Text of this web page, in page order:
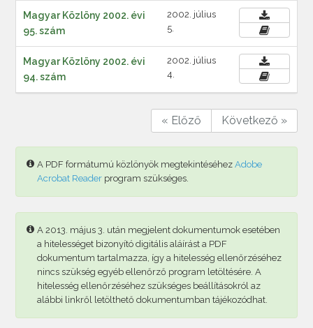
Magyar Közlöny 2002. évi
95. szám
2002. július
5.
Magyar Közlöny 2002. évi
94. szám
2002. július
4.
« Előző Következő »
A PDF formátumú közlönyök megtekintéséhezAdobe
Acrobat Reader program szükséges.
A 2013. május 3. után megjelent dokumentumok esetében
a hitelességet bizonyító digitális aláírást a PDF
dokumentum tartalmazza, így a hitelesség ellenőrzéséhez
nincs szükség egyéb ellenőrző program letöltésére. A
hitelesség ellenőrzéséhez szükséges beállításokról az
alábbi linkről letölthető dokumentumban tájékozódhat.